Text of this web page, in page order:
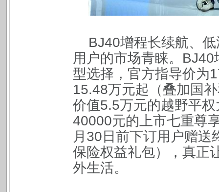
BJ40增程长续航、
用户的市场青睐。
型选择，官方指导价为
15.48万元起（叠加国
价值5.5万元的越野平
40000元的上市七重尊
月30日前下订用户赠
保险权益礼包），真正
外生活。